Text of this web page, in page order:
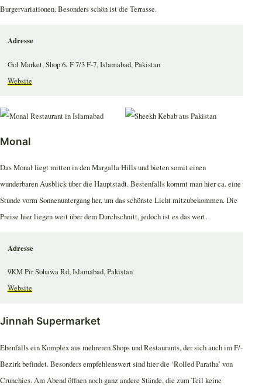
Burgervariationen. Besonders schön ist die Terrasse.
Adresse
Gol Market, Shop 6، F 7/3 F-7, Islamabad, Pakistan
Website
Monal
Das Monal liegt mitten in den Margalla Hills und bieten somit einen
wunderbaren Ausblick über die Hauptstadt. Bestenfalls kommt man hier ca. eine
Stunde vorm Sonnenuntergang her, um das schönste Licht mitzubekommen. Die
Preise hier liegen weit über dem Durchschnitt, jedoch ist es das wert.
Adresse
9KM Pir Sohawa Rd, Islamabad, Pakistan
Website
Jinnah Supermarket
Ebenfalls ein Komplex aus mehreren Shops und Restaurants, der sich auch im F/-
Bezirk befindet. Besonders empfehlenswert sind hier die ‘Rolled Paratha’ von
Crunchies. Am Abend öffnen noch ganz andere Stände, die zum Teil keine